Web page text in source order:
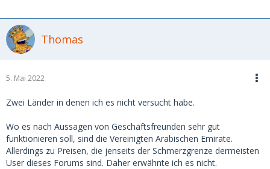
Thomas
5. Mai 2022
Zwei Länder in denen ich es nicht versucht habe.
Wo es nach Aussagen von Geschäftsfreunden sehr gut
funktionieren soll, sind die Vereinigten Arabischen Emirate.
Allerdings zu Preisen, die jenseits der Schmerzgrenze dermeisten
User dieses Forums sind. Daher erwähnte ich es nicht.